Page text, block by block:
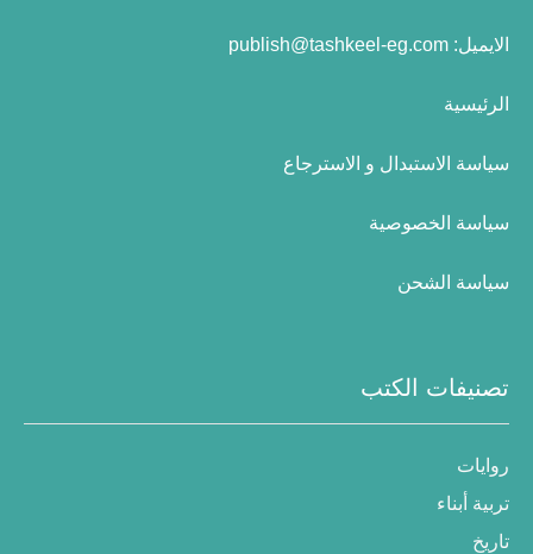
الايميل: publish@tashkeel-eg.com
الرئيسية
سياسة الاستبدال و الاسترجاع
سياسة الخصوصية
سياسة الشحن
تصنيفات الكتب
روايات
تربية أبناء
تاريخ